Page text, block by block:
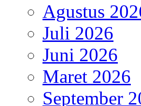
Agustus
Juli 2026
Juni 2026
Maret 2026
September